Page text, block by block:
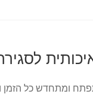
ומתחדש כל הזמן